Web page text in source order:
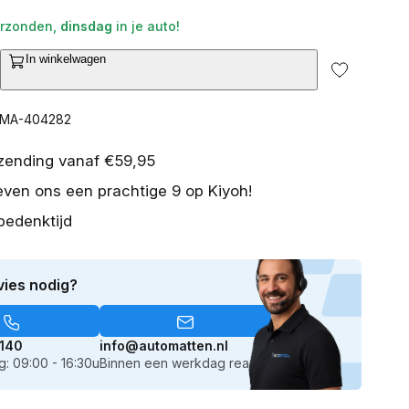
2
openen
dinsdag in je auto!
In winkelwagen
404282
vanaf €59,95
ons een prachtige 9 op Kiyoh!
nodig?
09:00 - 16:30u
info@automatten.nl
Binnen een werkdag reactie